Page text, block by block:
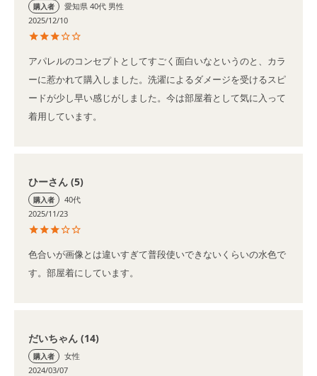
購入者 愛知県 40代 男性
2025/12/10
アパレルのコンセプトとしてすごく面白いなというのと、カラ
ーに惹かれて購入しました。洗濯によるダメージを受けるスピ
ードが少し早い感じがしました。今は部屋着として気に入って
着用しています。
ひーさん 5
購入者
40代
2025/11/23
色合いが画像とは違いすぎて普段使いできないくらいの水色で
す。部屋着にしています。
だいちゃん 14
購入者
女性
2024/03/07